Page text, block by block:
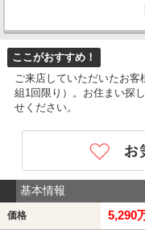
ここがおすすめ！
ご来店していただいたお
組1回限り）。お住まい探
せください。
基本情報
価格 5,290